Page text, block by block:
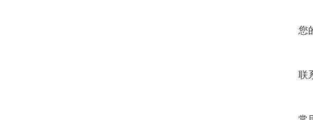
您
联